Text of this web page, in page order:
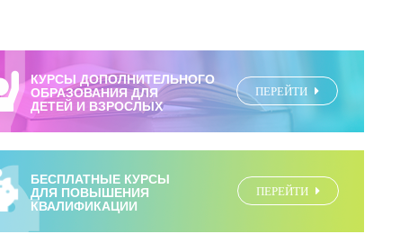
КУРСЫ ДОПОЛНИТЕЛЬНОГО
ОБРАЗОВАНИЯ ДЛЯ
ДЕТЕЙ И ВЗРОСЛЫХ
ПЕРЕЙТИ
БЕСПЛАТНЫЕ КУРСЫ
ДЛЯ ПОВЫШЕНИЯ
КВАЛИФИКАЦИИ
ПЕРЕЙТИ